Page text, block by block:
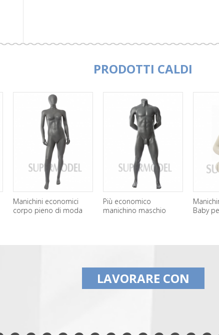
PRODOTTI CALDI
Manichini economici
corpo pieno di moda
Più economico
manichino maschio
Baby
LAVORARE CON